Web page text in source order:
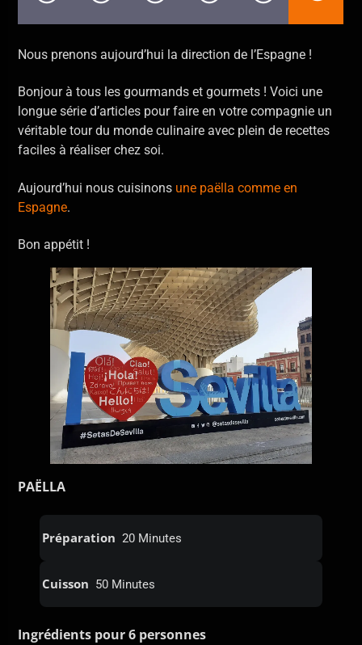
Kuma Fo (What They Say)
Les Amazones d'Afrique
Nous prenons aujourd’hui la direction de l’Espagne !
Bonjour à tous les gourmands et gourmets ! Voici une
longue série d’articles pour faire en votre compagnie un
véritable tour du monde culinaire avec plein de recettes
faciles à réaliser chez soi.
Aujourd’hui nous cuisinons une paëlla comme en
Espagne.
Bon appétit !
PAËLLA
Préparation20 Minutes
Cuisson 50 Minutes
Ingrédients pour 6 personnes